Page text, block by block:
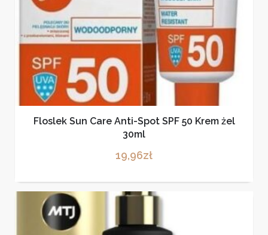
Floslek Sun Care Anti-Spot SPF 50 Krem żel
30ml
19,96zł